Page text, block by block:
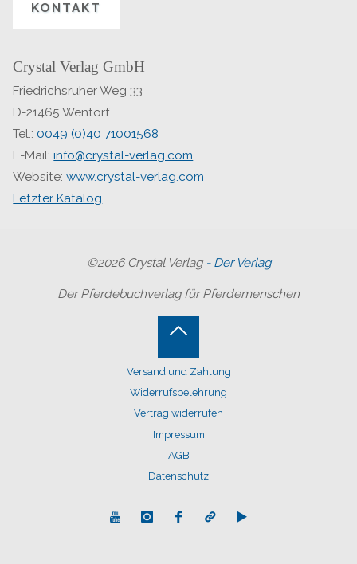
KONTAKT
Crystal Verlag GmbH
Friedrichsruher Weg 33
D-21465 Wentorf
Tel.: 0049 (0)40 71001568
E-Mail:info@crystal-verlag.com
Website:www.crystal-verlag.com
Letzter Katalog
©2026 Crystal Verlag - Der Verlag
Der Pferdebuchverlag für Pferdemenschen
Versand und Zahlung
Widerrufsbelehrung
Vertrag widerrufen
Impressum
AGB
Datenschutz
Back
to
Top